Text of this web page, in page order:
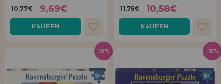
10,77€
9,69€
KAUFEN
11,75€
10,58€
KAUFEN
-10% -10%